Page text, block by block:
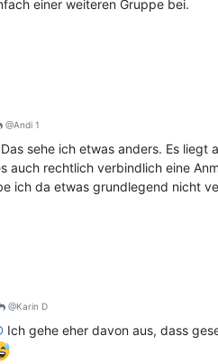
einer weiteren Gruppe bei.
@Andi 1
Das sehe ich etwas anders. Es
auch rechtlich verbindlich eine
ich da etwas grundlegend nicht
@Karin D
Ich gehe eher davon aus, dass